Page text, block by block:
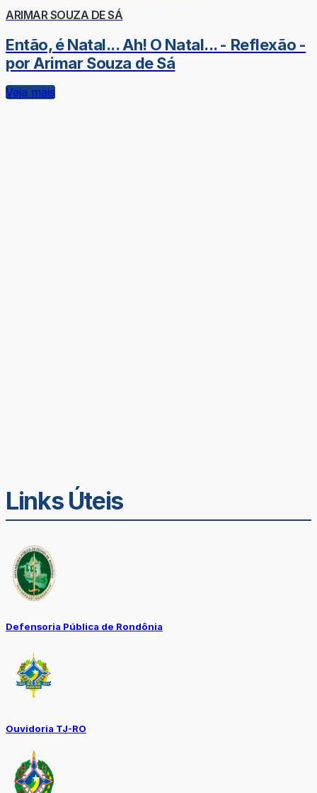
ARIMAR SOUZA DE SÁ
Então, é Natal... Ah! O Natal... - Reflexão -
por Arimar Souza de Sá
Veja mais
Links Úteis
Defensoria Pública de Rondônia
Ouvidoria TJ-RO